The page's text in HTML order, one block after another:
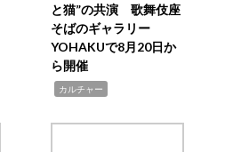
と猫”の共演 歌舞伎座
そばのギャラリー
YOHAKUで8月20日か
ら開催
カルチャー